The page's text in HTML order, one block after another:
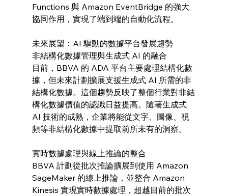
Functions 與 Amazon EventBridge 的強大
協同作用，實現了端到端的自動化流程。
未來展望：AI 驅動的數據平台發展趨勢
非結構化數據管理與生成式 AI 的融合
目前，BBVA 的 ADA 平台主要處理結構化數
據，但未來計劃擴展支援生成式 AI 所需的非
結構化數據。這個趨勢反映了整個行業對非結
構化數據價值的認識日益提高。隨著生成式
AI 技術的成熟，企業將能從文字、圖像、視
頻等非結構化數據中提取前所未有的洞察。
實時數據處理與線上推論的整合
BBVA 計劃從批次推論擴展到使用 Amazon
SageMaker 的線上推論，並整合 Amazon
Kinesis 實現實時數據處理，超越目前的批次